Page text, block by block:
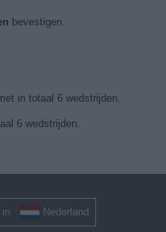
bevestigen.
in totaal 6 wedstrijden.
6 wedstrijden.
in Nederland